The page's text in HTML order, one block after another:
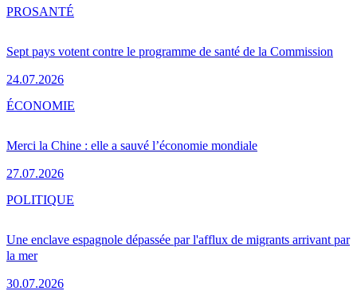
Sept pays votent contre le programme de santé de la Commission
24.07.2026
PROSANTÉ
Merci la Chine : elle a sauvé l’économie mondiale
27.07.2026
ÉCONOMIE
Une enclave espagnole dépassée par l'afflux de migrants arrivant par
la mer
30.07.2026
POLITIQUE